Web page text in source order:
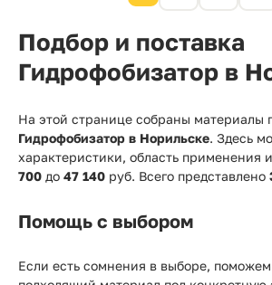
Подбор и поставка
Гидрофобизатор в
На этой странице собраны материалы
Гидрофобизатор в Норильске. Здесь
характеристики, область применения
700 до 47 140 руб. Всего представлено
Помощь с выбором
Если есть сомнения в выборе, поможем